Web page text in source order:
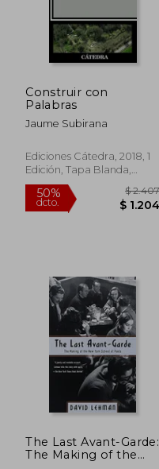
40%
dcto.
Construir con
Palabras
Jaume Subirana
Ediciones Cátedra, 2018, 1
Edición, Tapa Blanda,
Nuevo
50%
The Last Avant-Garde:
The Making of the